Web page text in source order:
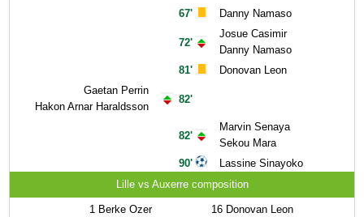
Gaetan Perrin
Hakon Arnar Haraldsson
67'
72'
81'
82'
82'
90'
Danny Namaso
Josue Casimir
Danny Namaso
Donovan Leon
Marvin Senaya
Sekou Mara
Lassine Sinayoko
Lille vs Auxerre composition
1 Berke Ozer
16 Donovan Leon